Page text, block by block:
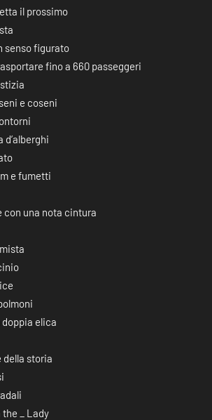
il prossimo
senso figurato
fino a 660 passeggeri
e coseni
d’alberghi
e fumetti
con una nota cintura
elica
della storia
_ Lady